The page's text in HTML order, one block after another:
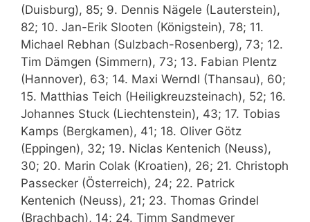
(Duisburg), 85; 9. Dennis Nägele (Lauterstein),
82; 10. Jan-Erik Slooten (Königstein), 78; 11.
Michael Rebhan (Sulzbach-Rosenberg), 73; 12.
Tim Dämgen (Simmern), 73; 13. Fabian Plentz
(Hannover), 63; 14. Maxi Werndl (Thansau), 60;
15. Matthias Teich (Heiligkreuzsteinach), 52; 16.
Johannes Stuck (Liechtenstein), 43; 17. Tobias
Kamps (Bergkamen), 41; 18. Oliver Götz
(Eppingen), 32; 19. Niclas Kentenich (Neuss),
30; 20. Marin Colak (Kroatien), 26; 21. Christoph
Passecker (Österreich), 24; 22. Patrick
Kentenich (Neuss), 21; 23. Thomas Grindel
(Brachbach), 14; 24. Timm Sandmeyer